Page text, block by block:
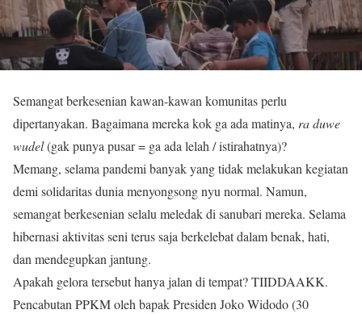
Semangat berkesenian kawan-kawan komunitas perlu
dipertanyakan. Bagaimana mereka kok ga ada matinya, ra duwe
wudel(gak punya pusar = ga ada lelah / istirahatnya)?
Memang, selama pandemi banyak yang tidak melakukan kegiatan
demi solidaritas dunia menyongsong nyu normal. Namun,
semangat berkesenian selalu meledak di sanubari mereka. Selama
hibernasi aktivitas seni terus saja berkelebat dalam benak, hati,
dan mendegupkan jantung.
Apakah gelora tersebut hanya jalan di tempat? TIIDDAAKK.
Pencabutan PPKM oleh bapak Presiden Joko Widodo (30